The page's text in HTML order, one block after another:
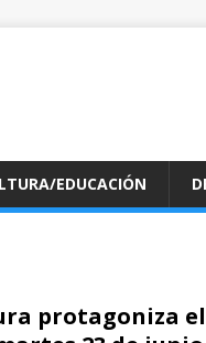
EDUCACIÓN
protagoniza el